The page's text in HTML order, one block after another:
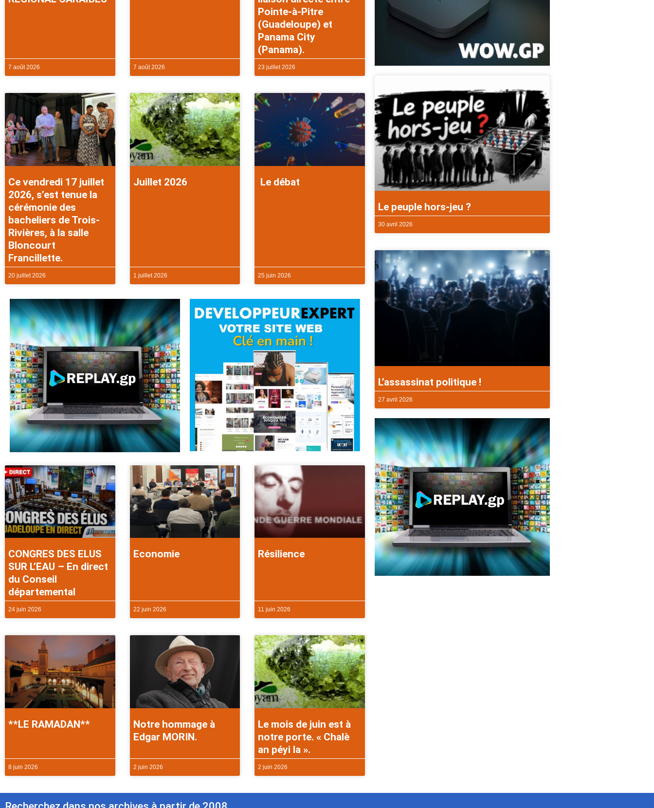
7 août 2026 7 août 2026
Pointe-à-Pitre
(Guadeloupe) et
Panama City
(Panama).
23 juillet 2026
Ce vendredi 17 juillet
2026, s’est tenue la
cérémonie des
bacheliers de Trois-
Rivières, à la salle
Bloncourt
Francillette.
20 juillet 2026
Juillet 2026
1 juillet 2026
Le débat
25 juin 2026
CONGRES DES ELUS
SUR L’EAU – En direct
du Conseil
départemental
24 juin 2026
Economie
22 juin 2026
Résilience
11 juin 2026
**LE RAMADAN**
8 juin 2026
Notre hommage à
Edgar MORIN.
2 juin 2026
Le mois de juin est à
notre porte. « Chalè
an péyi la ».
2 juin 2026
Le peuple hors-jeu ?
30 avril 2026
L’assassinat politique !
27 avril 2026